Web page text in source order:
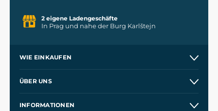
2 eigene Ladengeschäfte
In Prag und nahe der Burg Karlštejn
WIE EINKAUFEN
Kontakt
ÜBER UNS
INFORMATIONEN